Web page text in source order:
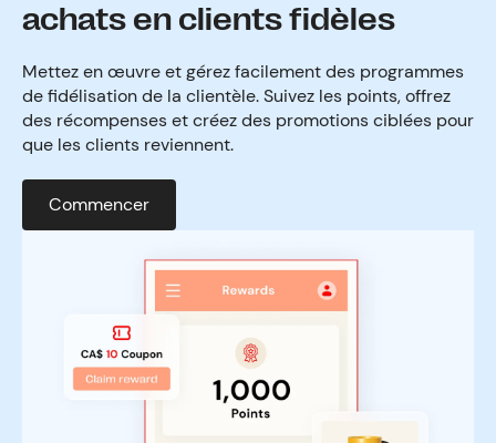
achats en clients fidèles
Mettez en œuvre et gérez facilement des programmes
de fidélisation de la clientèle. Suivez les points, offrez
des récompenses et créez des promotions ciblées pour
que les clients reviennent.
Commencer